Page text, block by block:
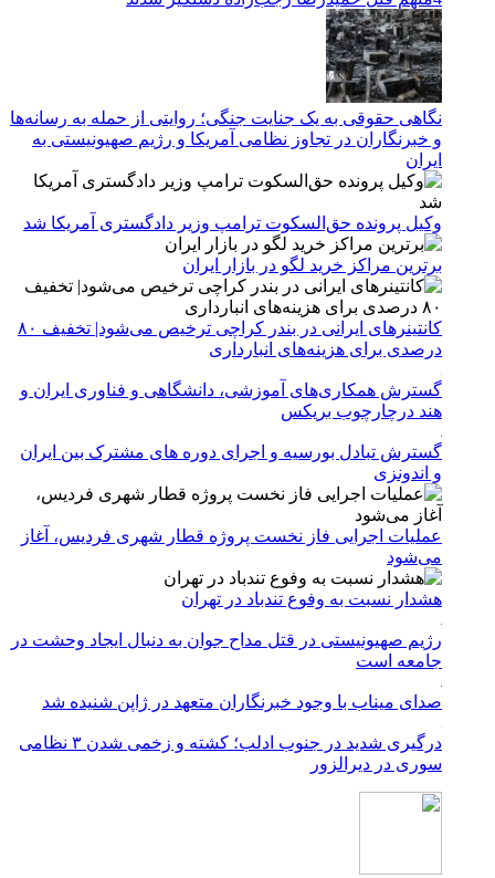
نگاهی حقوقی به یک جنایت جنگی؛ روایتی از حمله به رسانه‌ها
و خبرنگاران در تجاوز نظامی آمریکا و رژیم صهیونیستی به
ایران
وکیل پرونده حق‌السکوت ترامپ وزیر دادگستری آمریکا شد
برترین مراکز خرید لگو در بازار ایران
کانتینرهای ایرانی در بندر کراچی ترخیص می‌شود| تخفیف ۸۰
درصدی برای هزینه‌های انبارداری
گسترش همکاری‌های آموزشی، دانشگاهی و فناوری ایران و
هند درچارچوب بریکس
گسترش تبادل بورسیه و اجرای دوره های مشترک بین ایران
و اندونزی
عملیات اجرایی فاز نخست پروژه قطار شهری فردیس، آغاز
می‌شود
هشدار نسبت به وفوع تندباد در تهران
رژیم صهیونیستی در قتل مداح جوان به دنبال ایجاد وحشت در
جامعه است
صدای میناب با وجود خبرنگاران متعهد در ژاپن شنیده شد
درگیری شدید در جنوب ادلب؛ کشته و زخمی شدن ۳ نظامی
سوری در دیرالزور